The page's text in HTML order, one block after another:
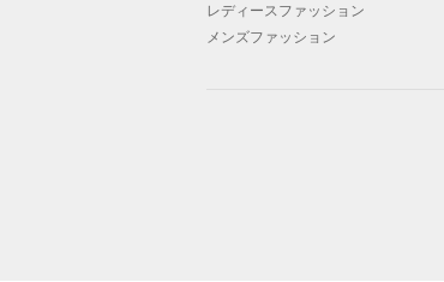
レディースファッション
メンズファッション